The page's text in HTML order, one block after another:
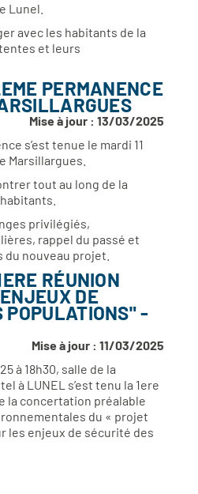
Lunel.
avec les habitants de la
et leurs
PERMANENCE
Mise à jour : 13/03/2025
s’est tenue le mardi 11
Marsillargues.
tout au long de la
privilégiés,
rappel du passé et
nouveau projet.
RÉUNION
DE
POPULATIONS" -
Mise à jour : 11/03/2025
à 18h30, salle de la
à LUNEL s’est tenu la 1ere
la concertation préalable
du « projet
les enjeux de sécurité des